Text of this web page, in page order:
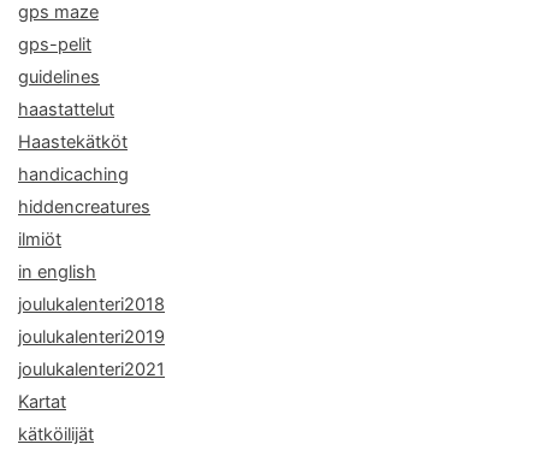
gps maze
gps-pelit
guidelines
haastattelut
Haastekätköt
handicaching
hiddencreatures
ilmiöt
in english
joulukalenteri2018
joulukalenteri2019
joulukalenteri2021
Kartat
kätköilijät